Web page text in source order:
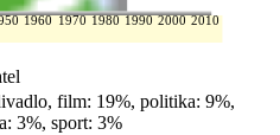
1960 1970 1980 1990 2000 2010
film: 19%, politika: 9%,
3%, sport: 3%